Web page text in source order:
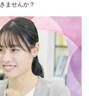
ませんか？